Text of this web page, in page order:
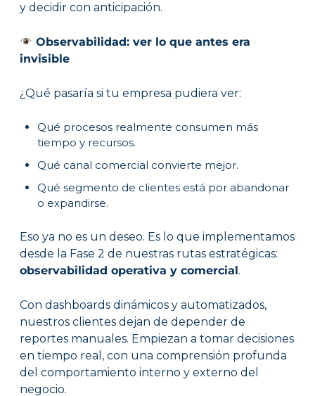
y decidir con anticipación.
Observabilidad: ver lo que antes era
invisible
¿Qué pasaría si tu empresa pudiera ver:
Qué procesos realmente consumen más
tiempo y recursos.
Qué canal comercial convierte mejor.
Qué segmento de clientes está por abandonar
o expandirse.
Eso ya no es un deseo. Es lo que implementamos
desde la Fase 2 de nuestras rutas estratégicas:
observabilidad operativa y comercial.
Con dashboards dinámicos y automatizados,
nuestros clientes dejan de depender de
reportes manuales. Empiezan a tomar decisiones
en tiempo real, con una comprensión profunda
del comportamiento interno y externo del
negocio.